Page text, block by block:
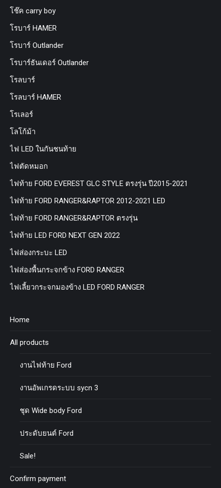
โช๊ค carry boy
โรบาร์ HAMER
โรบาร์ Outlander
โรบาร์ธันเดอร์ Outlander
โรลบาร์
โรลบาร์ HAMER
โรเลอร์
โลโก้ม้า
ไฟ LED ในกันชนท้าย
ไฟตัดหมอก
ไฟท้าย FORD EVEREST GLC STYLE ตรงรุ่น ปี2015-2021
ไฟท้าย FORD RANGER&RAPTOR 2012-2021 LED
ไฟท้าย FORD RANGER&RAPTOR ตรงรุ่น
ไฟท้าย LED FORD NEXT GEN 2022
ไฟส่องกระบะ LED
ไฟส่องพื้นกระจกข้าง FORD RANGER
ไฟเลี้ยวกระจกมองข้าง LED FORD RANGER
Home
All products
งานไฟท้าย Ford
งานอัพเกรดระบบ sycn 3
ชุด Wide body Ford
ประดับยนต์ Ford
Sale!
Confirm payment